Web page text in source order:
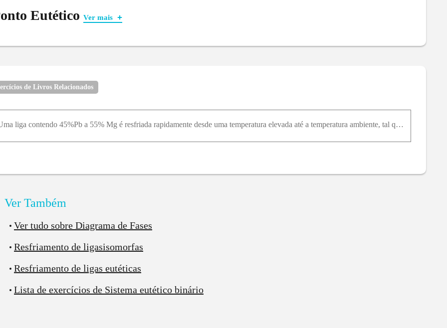
Quando estamos no eixo
modo, quando estamos no eixo
no diagrama 6 campos.
Eutético Ver mais
de Livros Relacionados
Uma liga contendo 45%Pb a 55% Mg é resfriada rapidamente desde uma temperatura elevada até a temperatura ambiente, tal que a microestrutura que existia à temperatura elevada foi preservada. Verificou-
Ver Também
Ver tudo sobre Diagrama de Fases
Resfriamento de ligasisomorfas
Resfriamento de ligas eutéticas
Lista de exercícios de Sistema eutético binário